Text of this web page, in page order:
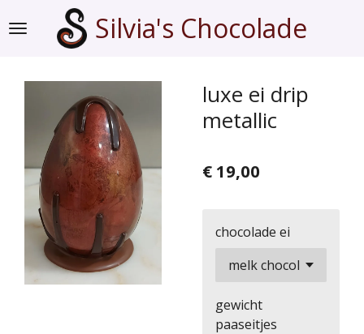
direct
hoofdinhoud
Silvia's Chocolade
luxe ei drip
metallic
€ 19,00
chocolade ei
gewicht
paaseitjes